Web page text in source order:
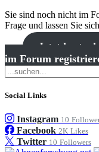
Sie sind noch nicht im
Frage und lassen Sie
Jetzt kostenlos
im Forum
Social Links
Instagram 10
Facebook 2K Likes
Twitter 10 Followers